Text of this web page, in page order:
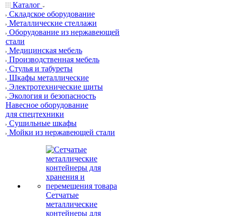
Каталог
Складское оборудование
Металлические стеллажи
Оборудование из нержавеющей
стали
Медицинская мебель
Производственная мебель
Стулья и табуреты
Шкафы металлические
Электротехнические щиты
Экология и безопасность
Навесное оборудование
для спецтехники
Сушильные шкафы
Мойки из нержавеющей стали
Сетчатые
металлические
контейнеры для